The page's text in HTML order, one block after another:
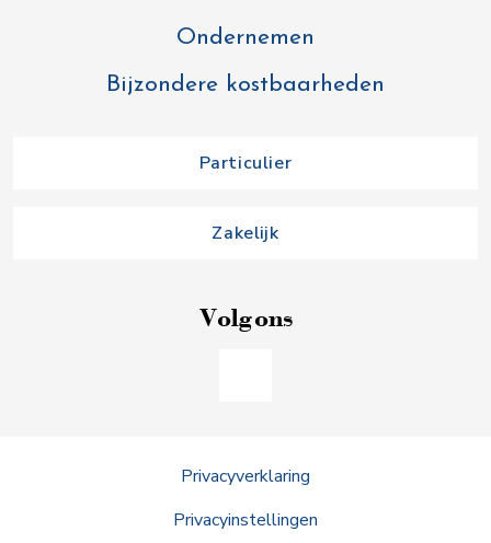
Ondernemen
Bijzondere kostbaarheden
Particulier
Zakelijk
Volg ons
Privacyverklaring
Privacyinstellingen